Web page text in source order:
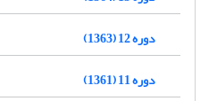
دوره 12 (1363)
دوره 11 (1361)